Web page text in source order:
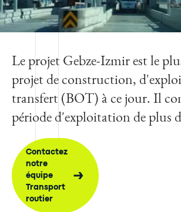
Le projet Gebze-Izmir est le
projet de construction,
transfert (BOT) à ce jour. Il
période d'exploitation de plus
Contactez
notre
équipe
Transport
routier